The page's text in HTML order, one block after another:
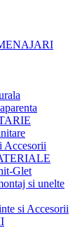
Accesorii
Glet
si unelte
si Accesorii